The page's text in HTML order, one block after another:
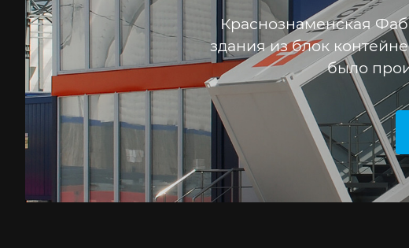
Краснознаменская
здания из блок
было